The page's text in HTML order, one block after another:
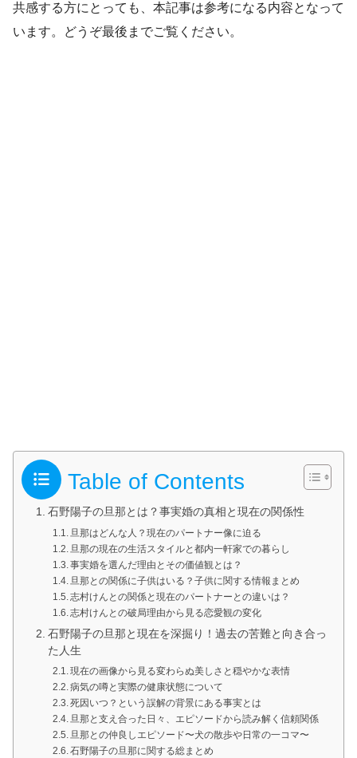
共感する方にとっても、本記事は参考になる内容となって
います。どうぞ最後までご覧ください。
Table of Contents
石野陽子の旦那とは？事実婚の真相と現在の関係性
旦那はどんな人？現在のパートナー像に迫る
旦那の現在の生活スタイルと都内一軒家での暮らし
事実婚を選んだ理由とその価値観とは？
旦那との関係に子供はいる？子供に関する情報まとめ
志村けんとの関係と現在のパートナーとの違いは？
志村けんとの破局理由から見る恋愛観の変化
石野陽子の旦那と現在を深掘り！過去の苦難と向き合っ
た人生
現在の画像から見る変わらぬ美しさと穏やかな表情
病気の噂と実際の健康状態について
死因いつ？という誤解の背景にある事実とは
旦那と支え合った日々、エピソードから読み解く信頼関係
旦那との仲良しエピソード〜犬の散歩や日常の一コマ〜
石野陽子の旦那に関する総まとめ